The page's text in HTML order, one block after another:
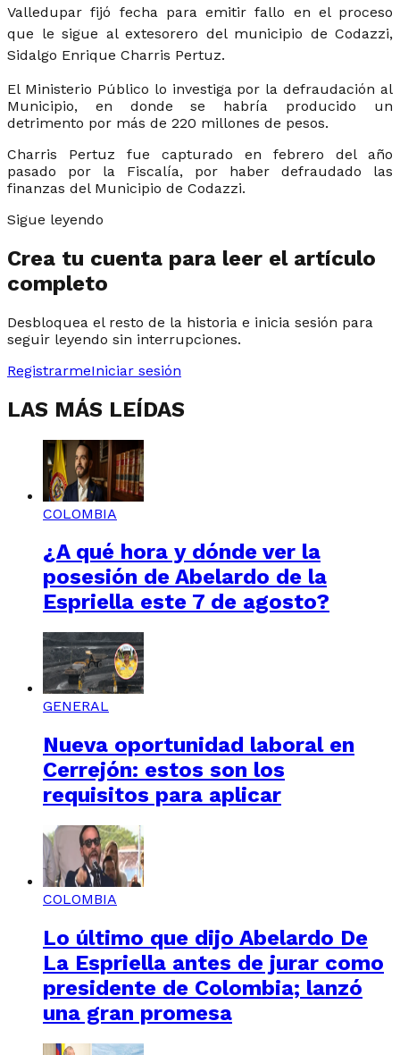
Valledupar fijó fecha para emitir fallo en el proceso
que le sigue al extesorero del municipio de Codazzi,
Sidalgo Enrique Charris Pertuz.
El Ministerio Público lo investiga por la defraudación al
Municipio, en donde se habría producido un
detrimento por más de 220 millones de pesos.
Charris Pertuz fue capturado en febrero del año
pasado por la Fiscalía, por haber defraudado las
finanzas del Municipio de Codazzi.
Sigue leyendo
Crea tu cuenta para leer el artículo
completo
Desbloquea el resto de la historia e inicia sesión para
seguir leyendo sin interrupciones.
RegistrarmeIniciar sesión
LAS MÁS LEÍDAS
COLOMBIA
¿A qué hora y dónde ver la
posesión de Abelardo de la
Espriella este 7 de agosto?
GENERAL
Nueva oportunidad laboral en
Cerrejón: estos son los
requisitos para aplicar
COLOMBIA
Lo último que dijo Abelardo De
La Espriella antes de jurar como
presidente de Colombia; lanzó
una gran promesa